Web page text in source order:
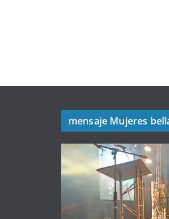
mensaje Mujeres